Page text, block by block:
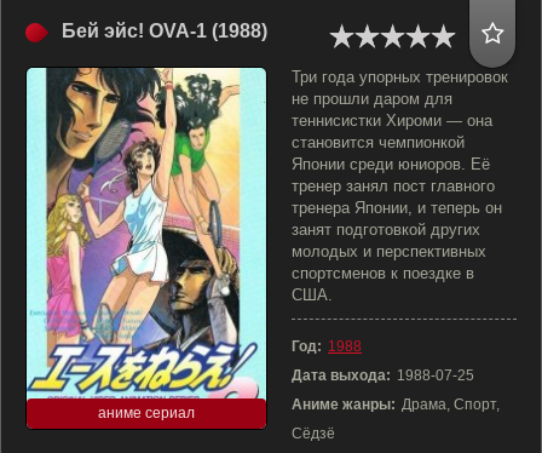
Бей эйс! OVA-1 (1988)
аниме сериал
Три года упорных тренировок
не прошли даром для
теннисистки Хироми — она
становится чемпионкой
Японии среди юниоров. Её
тренер занял пост главного
тренера Японии, и теперь он
занят подготовкой других
молодых и перспективных
спортсменов к поездке в
США.
Год: 1988
Дата выхода: 1988-07-25
Аниме жанры: Драма, Спорт,
Сёдзё